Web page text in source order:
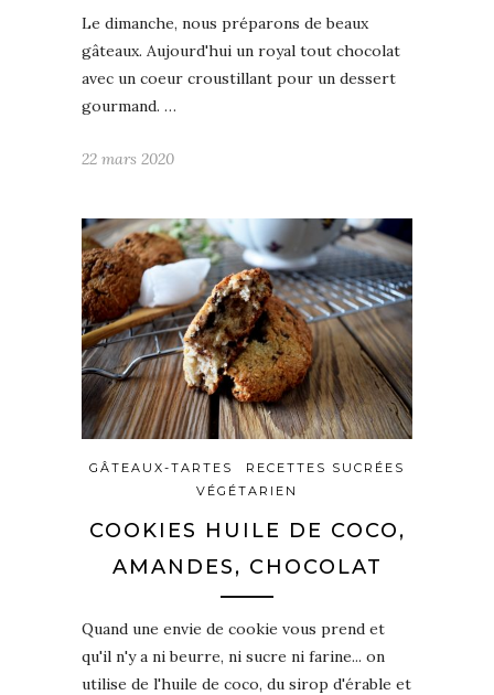
Le dimanche, nous préparons de beaux
gâteaux. Aujourd'hui un royal tout chocolat
avec un coeur croustillant pour un dessert
gourmand. …
22 mars 2020
GÂTEAUX-TARTES
RECETTES SUCRÉES
VÉGÉTARIEN
COOKIES HUILE DE COCO,
AMANDES, CHOCOLAT
Quand une envie de cookie vous prend et
qu'il n'y a ni beurre, ni sucre ni farine... on
utilise de l'huile de coco, du sirop d'érable et